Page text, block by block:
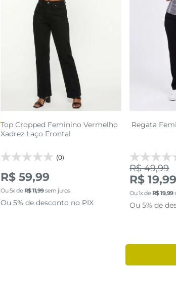
P M
adicionar a sacola
Top Cropped Feminino Vermelho
Xadrez Laço Frontal
(0)
R$ 59,99
Ou5x de R$11,99sem juros
Ou 5% de desconto no PIX
Regata
R$ 49,99
R$ 19,99
Ou1x de R$19,99
Ou 5% de